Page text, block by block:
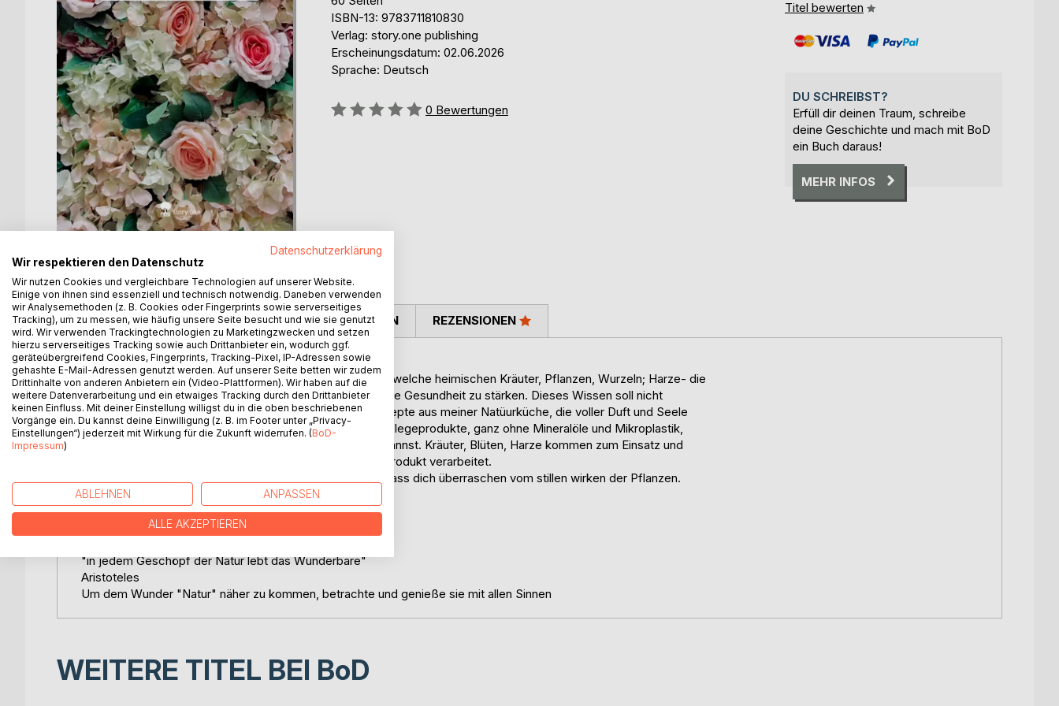
ISBN-13: 9783711810830
Verlag: story.one publishing
Erscheinungsdatum: 02.06.2026
Sprache: Deutsch
Bewertung::
0 Bewertungen
Titel bewerten
DU SCHREIBST?
Erfüll dir deinen Traum, schreibe
deine Geschichte und mach mit BoD
ein Buch daraus!
MEHR INFOS
BESCHREIBUNG
PFLANZENGEFLÜSTER - DIE STIMME DER NATUR
Unsere Vorfahren waren sehr klug und weise, sie wußten welche heimischen Kräuter, Pflanzen, Wurzeln; Harze- die
Schätze der Natur - wann und wie einzusetzen sind, um die Gesundheit zu stärken. Dieses Wissen soll nicht
verloren gehen und deshalb habe ich in diesem Buch Rezepte aus meiner Natüurküche, die voller Duft und Seele
sind, zusammengefasst. Ich zeige dir, wie du natürliche Pflegeprodukte, ganz ohne Mineralöle und Mikroplastik,
ohne hohen Zeitaufwand ganz einfach selbst herstellen kannst. Kräuter, Blüten, Harze kommen zum Einsatz und
werden liebevoll und achtsam zu einem Lieblings Pflegeprodukt verarbeitet.
Jede Heilpflanze trägt ihre eigene Bestimmung in sich - Lass dich überraschen vom stillen wirken der Pflanzen.
"in jedem Geschöpf der Natur lebt das Wunderbare"
Aristoteles
Um dem Wunder "Natur" näher zu kommen, betrachte und genieße sie mit allen Sinnen
AUTOR/IN PRESSESTIMMEN REZENSIONEN
WEITERE TITEL BEI BoD
Datenschutzerklärung
Wir respektieren den Datenschutz
Wir nutzen Cookies und vergleichbare Technologien auf unserer Website.
Einige von ihnen sind essenziell und technisch notwendig. Daneben verwenden
wir Analysemethoden (z. B. Cookies oder Fingerprints sowie serverseitiges
Tracking), um zu messen, wie häufig unsere Seite besucht und wie sie genutzt
wird. Wir verwenden Trackingtechnologien zu Marketingzwecken und setzen
hierzu serverseitiges Tracking sowie auch Drittanbieter ein, wodurch ggf.
geräteübergreifend Cookies, Fingerprints, Tracking-Pixel, IP-Adressen sowie
gehashte E-Mail-Adressen genutzt werden. Auf unserer Seite betten wir zudem
Drittinhalte von anderen Anbietern ein (Video-Plattformen). Wir haben auf die
weitere Datenverarbeitung und ein etwaiges Tracking durch den Drittanbieter
keinen Einfluss. Mit deiner Einstellung willigst du in die oben beschriebenen
Vorgänge ein. Du kannst deine Einwilligung (z. B. im Footer unter „Privacy-
Einstellungen“) jederzeit mit Wirkung für die Zukunft widerrufen. (BoD-
Impressum)
ABLEHNEN ANPASSEN
ALLE AKZEPTIEREN